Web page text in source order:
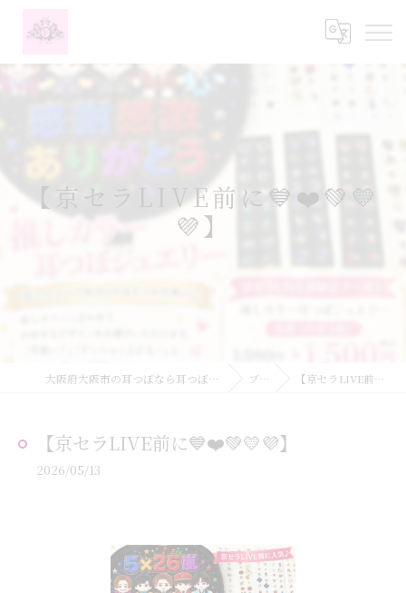
【京セラLIVE前に💙❤️💚💛
💜】
大阪府大阪市の耳つぼなら耳つぼダイエットサロンふーみん ブログ 【京セラLIVE前に💙❤️💚💛💜】
【京セラLIVE前に💙❤️💚💛💜】
2026/05/13